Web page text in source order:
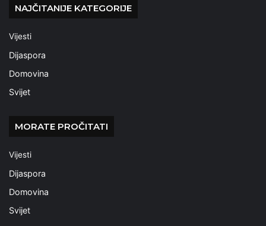
NAJČITANIJE KATEGORIJE
Vijesti
Dijaspora
Domovina
Svijet
MORATE PROČITATI
Vijesti
Dijaspora
Domovina
Svijet